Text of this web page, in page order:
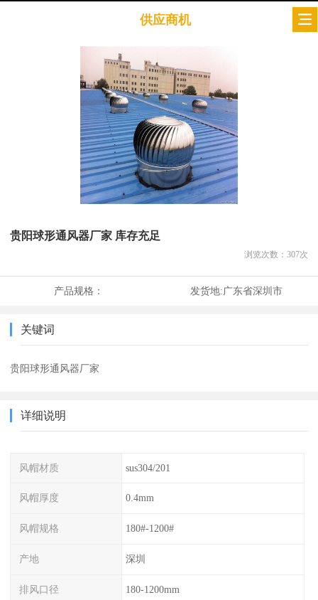
供应商机
贵阳球形通风器厂家 库存充足
浏览次数： 307次
产品规格： 发货地:广东省深圳市
关键词
贵阳球形通风器厂家
详细说明
风帽材质 sus304/201
风帽厚度 0.4mm
风帽规格 180#-1200#
产地 深圳
排风口径 180-1200mm